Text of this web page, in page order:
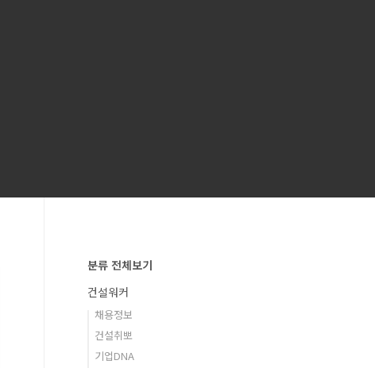
분류 전체보기
건설워커
채용정보
건설취뽀
기업DNA